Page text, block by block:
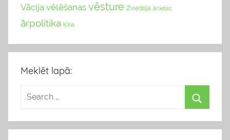
Vācija vēlēšanas vēsture Zviedrija ārlietas
ārpolitika Ķīna
Meklēt lapā: